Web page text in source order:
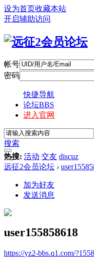
设为首页收藏本站
开启辅助访问
帐号
密码
快捷导航
论坛BBS
进入官网
搜索
热搜: 活动 交友 discuz
远征2会员论坛 ›
加为好友
发送消息
user155858618
https://yz2-bbs.q1.com/